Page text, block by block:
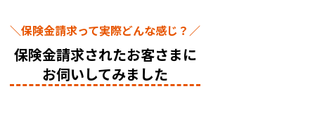
＼保険金請求って実際どんな感じ？／
保険金請求されたお客さまに
お伺いしてみました